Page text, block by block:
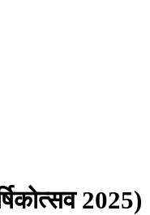
2025)